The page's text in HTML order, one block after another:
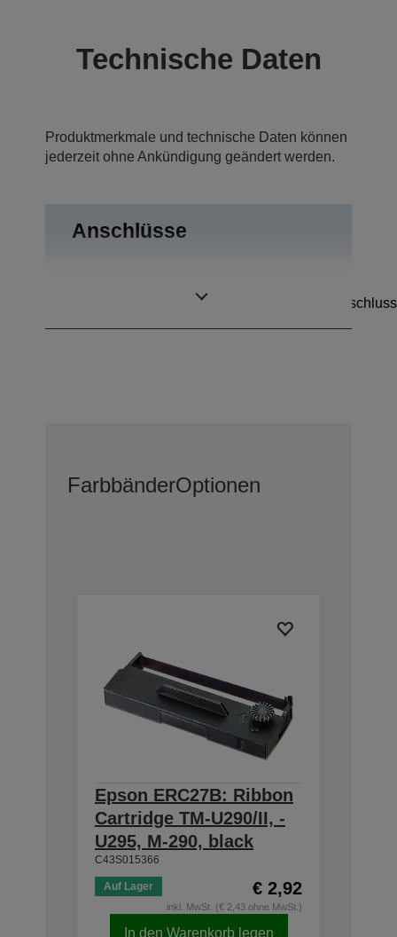
Technische Daten
Produktmerkmale und technische Daten können
jederzeit ohne Ankündigung geändert werden.
Anschlüsse
Kassenschubladenanschluss
FarbbänderOptionen
Epson ERC27B: Ribbon
Cartridge TM-U290/II, -
U295, M-290, black
C43S015366
Auf Lager € 2,92
inkl. MwSt. (€ 2,43 ohne MwSt.)
In den Warenkorb legen